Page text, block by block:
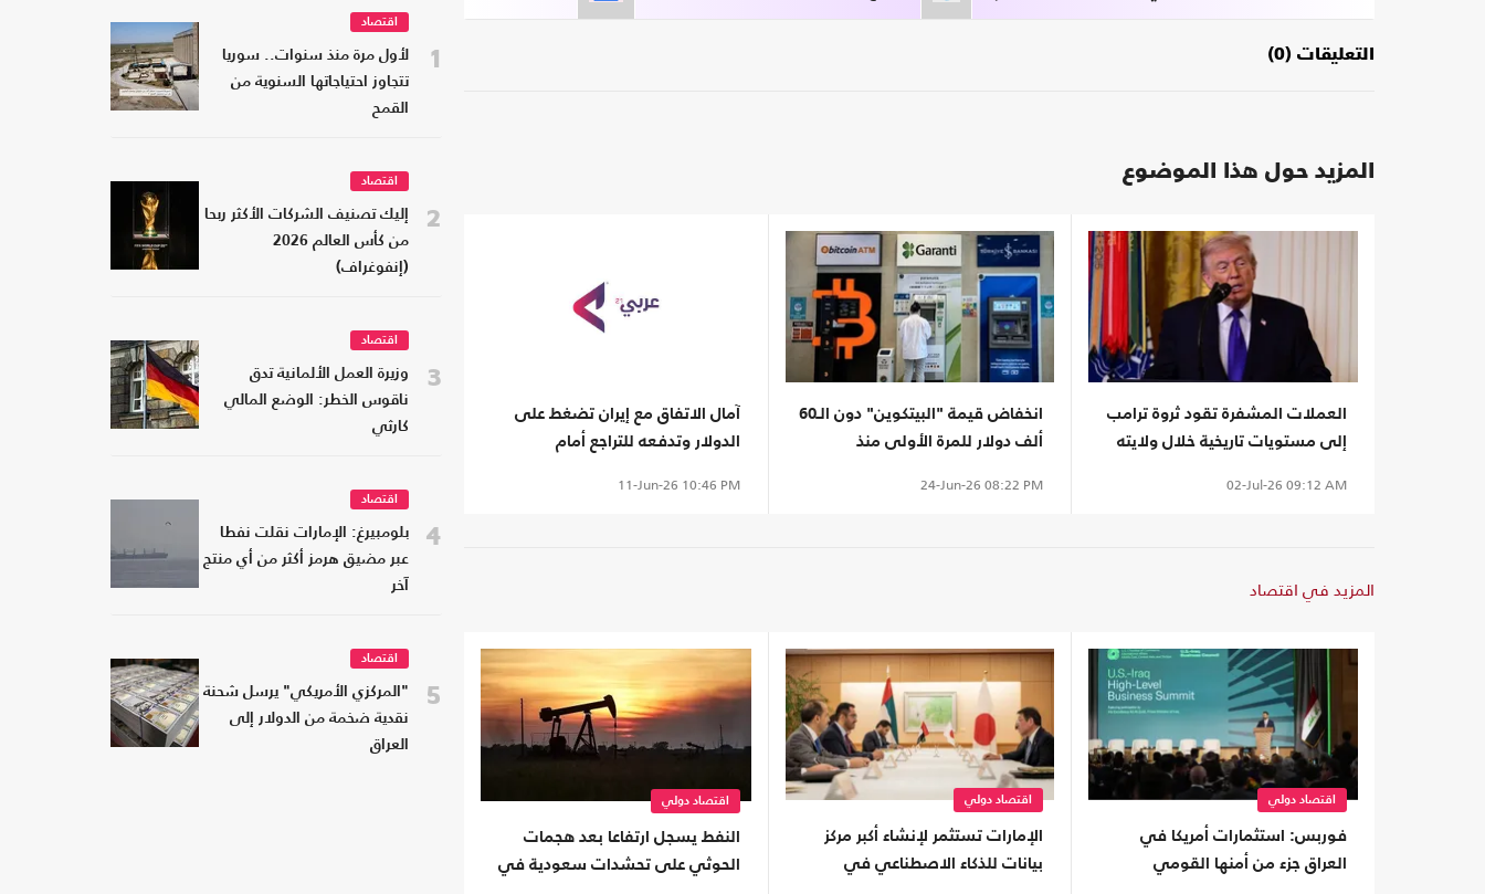
التعليقات (0)
المزيد حول هذا الموضوع
العملات المشفرة تقود ثروة ترامب
إلى مستويات تاريخية خلال ولايته
02-Jul-26 09:12 AM
انخفاض قيمة "البيتكوين" دون الـ60
ألف دولار للمرة الأولى منذ
24-Jun-26 08:22 PM
آمال الاتفاق مع إيران تضغط على
الدولار وتدفعه للتراجع أمام
11-Jun-26 10:46 PM
المزيد في اقتصاد
اقتصاد دولي
فوربس: استثمارات أمريكا في
العراق جزء من أمنها القومي
اقتصاد دولي
الإمارات تستثمر لإنشاء أكبر مركز
بيانات للذكاء الاصطناعي في
اقتصاد دولي
النفط يسجل ارتفاعا بعد هجمات
الحوثي على تحشدات سعودية في
1
اقتصاد
لأول مرة منذ سنوات.. سوريا
تتجاوز احتياجاتها السنوية من
القمح
2
اقتصاد
إليك تصنيف الشركات الأكثر ربحا
من كأس العالم 2026
(إنفوغراف)
3
اقتصاد
وزيرة العمل الألمانية تدق
ناقوس الخطر: الوضع المالي
كارثي
4
اقتصاد
بلومبيرغ: الإمارات نقلت نفطا
عبر مضيق هرمز أكثر من أي منتج
آخر
5
اقتصاد
"المركزي الأمريكي" يرسل شحنة
نقدية ضخمة من الدولار إلى
العراق